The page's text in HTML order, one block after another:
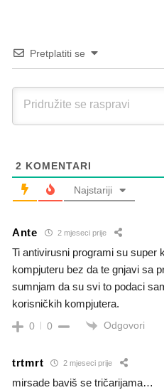
Pretplatiti se
2 KOMENTARI
Najstariji
Ante 2 mjeseci prije
Ti antivirusni programi su super
kompjuteru bez da te gnjavi sa
sumnjam da su svi to podaci
korisničkih kompjutera.
0 0 Odgovori
trtmrt 2 mjeseci prije
mirsade baviš se tričarijama…